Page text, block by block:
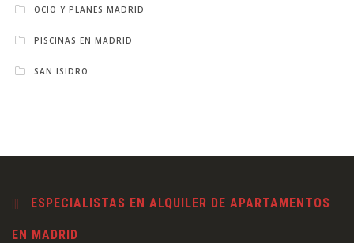
OCIO Y PLANES MADRID
PISCINAS EN MADRID
SAN ISIDRO
ESPECIALISTAS EN ALQUILER DE APARTAMENTOS
EN MADRID